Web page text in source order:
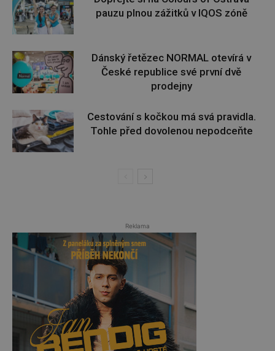
pauzu plnou zážitků v IQOS zóně
Dánský řetězec NORMAL otevírá v
České republice své první dvě
prodejny
Cestování s kočkou má svá pravidla.
Tohle před dovolenou nepodceňte
Reklama